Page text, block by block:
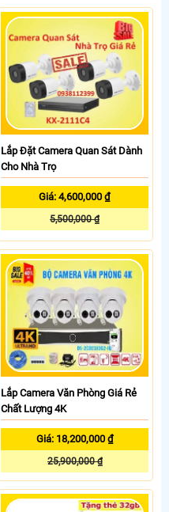
Lắp Đặt Camera Quan Sát Dành
Cho Nhà Trọ
Giá: 4,600,000 ₫
5,500,000 ₫
Lắp Camera Văn Phòng Giá Rẻ
Chất Lượng 4K
Giá: 18,200,000 ₫
25,900,000 ₫